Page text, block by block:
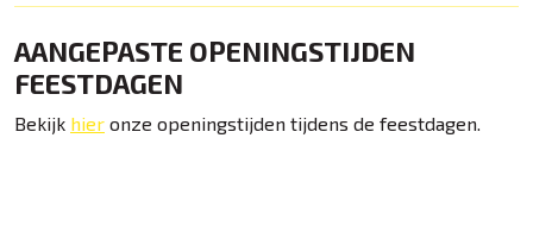
AANGEPASTE OPENINGSTIJDEN
FEESTDAGEN
Bekijk hier onze openingstijden tijdens de feestdagen.